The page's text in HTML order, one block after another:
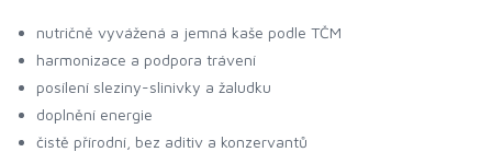
nutričně vyvážená a jemná kaše podle TČM
harmonizace a podpora trávení
posílení sleziny-slinivky a žaludku
doplnění energie
čistě přírodní, bez aditiv a konzervantů